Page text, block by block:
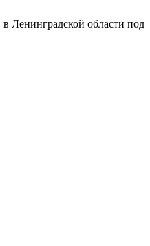
Ленинградской области под